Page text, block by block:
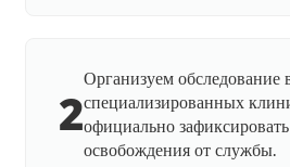
2
Организуем обследование
специализированных
официально
освобождения от службы.